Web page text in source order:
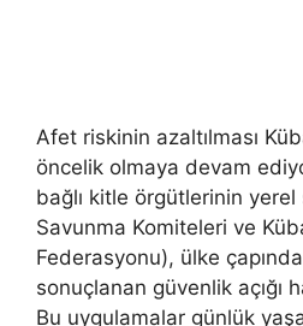
Afet riskinin azaltılması
öncelik olmaya devam
bağlı kitle örgütlerinin
Savunma Komiteleri ve
Federasyonu), ülke
sonuçlanan güvenlik açığı
Bu uygulamalar günlük